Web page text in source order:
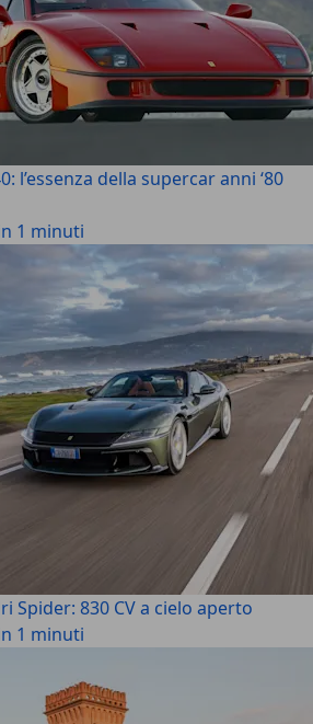
l’essenza della supercar anni ‘80
1 minuti
Spider: 830 CV a cielo aperto
1 minuti